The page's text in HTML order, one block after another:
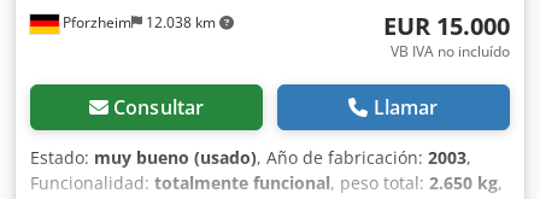
Pforzheim 12.038 km EUR 15.000
VB IVA no incluído
Consultar Llamar
Estado: muy bueno (usado), Año de fabricación: 2003,
Funcionalidad: totalmente funcional, peso total: 2.650 kg,